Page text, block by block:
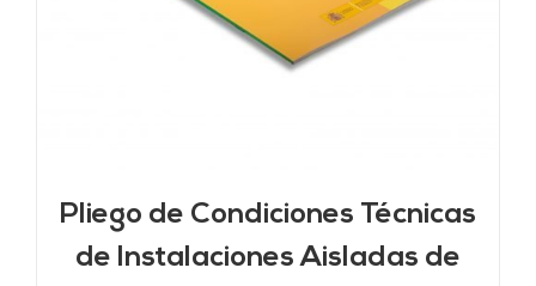
Pliego de Condiciones Técnicas
de Instalaciones Aisladas de